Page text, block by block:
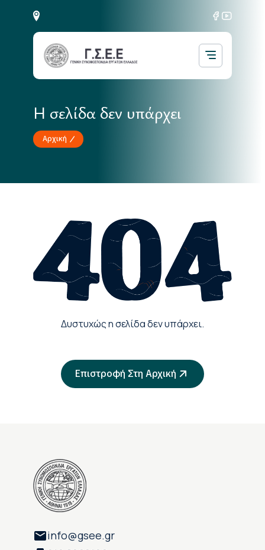
Η σελίδα δεν υπάρχει
Αρχική
Δυστυχώς η σελίδα δεν υπάρχει.
Επιστροφή Στη Αρχική
info@gsee.gr